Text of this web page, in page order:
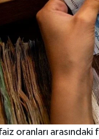
oranları arasındaki